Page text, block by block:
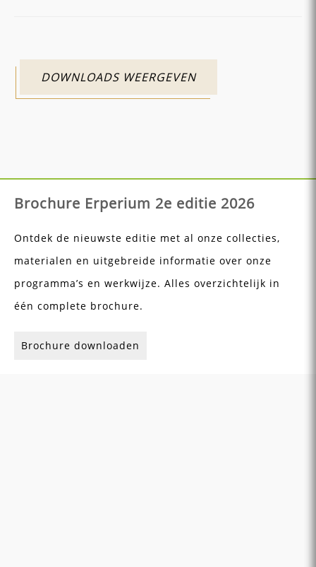
DOWNLOADS WEERGEVEN
Brochure Erperium 2e editie 2026
Ontdek de nieuwste editie met al onze collecties,
materialen en uitgebreide informatie over onze
programma’s en werkwijze. Alles overzichtelijk in
één complete brochure.
Brochure downloaden